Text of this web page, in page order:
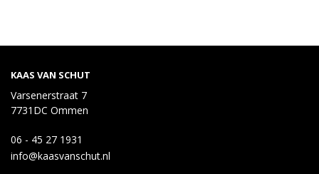
KAAS VAN SCHUT
Varsenerstraat 7
7731DC Ommen
06 - 45 27 1931
info@kaasvanschut.nl